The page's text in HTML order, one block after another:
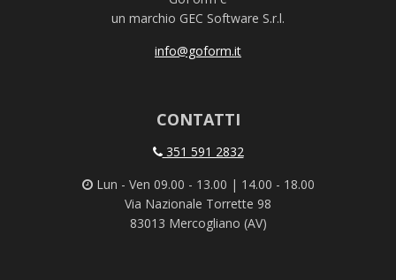
un marchio GEC Software S.r.l.
info@goform.it
CONTATTI
351 591 2832
Lun - Ven 09.00 - 13.00 | 14.00 - 18.00
Via Nazionale Torrette 98
83013 Mercogliano (AV)